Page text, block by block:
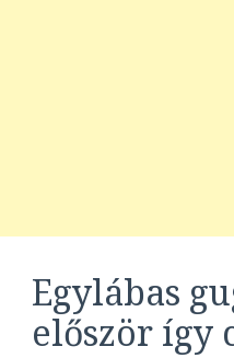
Egylábas
először így